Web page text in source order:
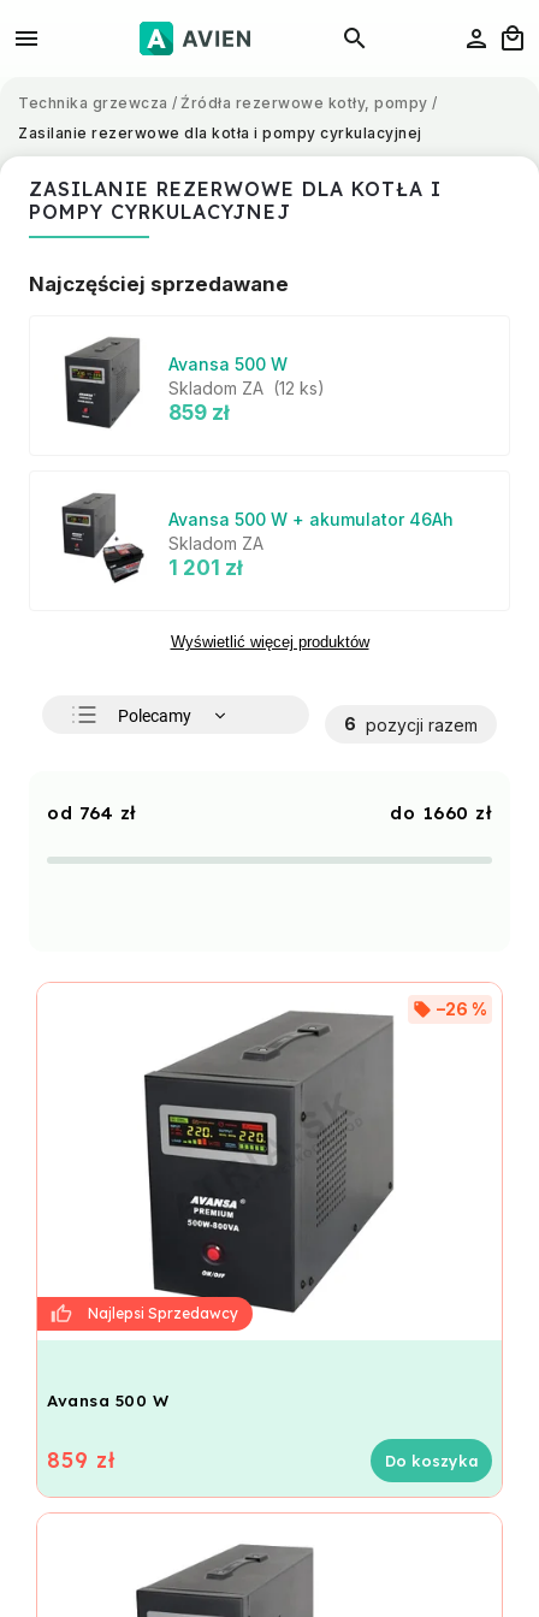
Technika grzewcza / Źródła rezerwowe kotły, pompy /
Zasilanie rezerwowe dla kotła i pompy cyrkulacyjnej
ZASILANIE REZERWOWE DLA KOTŁA I
POMPY CYRKULACYJNEJ
Najczęściej sprzedawane
Avansa 500 W
Skladom ZA (12 ks)
859 zł
Avansa 500 W + akumulator 46Ah
Skladom ZA
1 201 zł
Wyświetlić więcej produktów
Polecamy
Alfabetycznie
6 pozycji razem
764 zł 1660 zł
Avansa 500 W
–26 %
859 zł Do koszyka